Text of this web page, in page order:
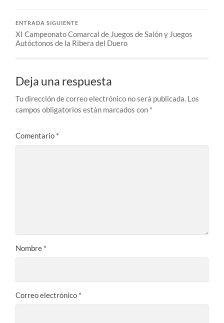
ENTRADA SIGUIENTE
XI Campeonato Comarcal de Juegos de Salón y Juegos
Autóctonos de la Ribera del Duero
Deja una respuesta
Tu dirección de correo electrónico no será publicada. Los
campos obligatorios están marcados con *
Comentario *
Nombre *
Correo electrónico *